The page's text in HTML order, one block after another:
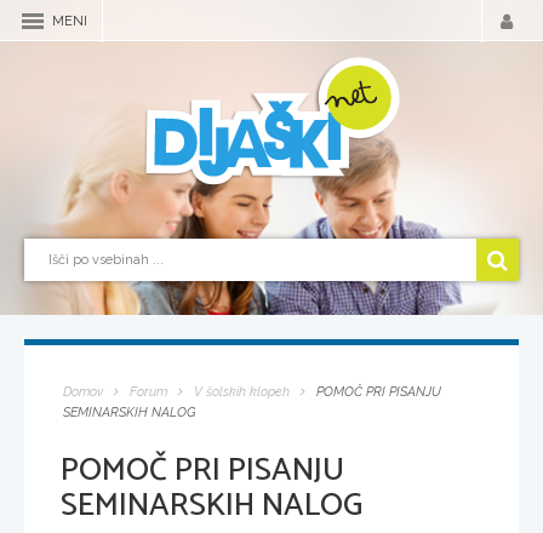
MENI
Domov Forum V šolskih klopeh
POMOČ PRI PISANJU
SEMINARSKIH NALOG
POMOČ PRI PISANJU
SEMINARSKIH NALOG